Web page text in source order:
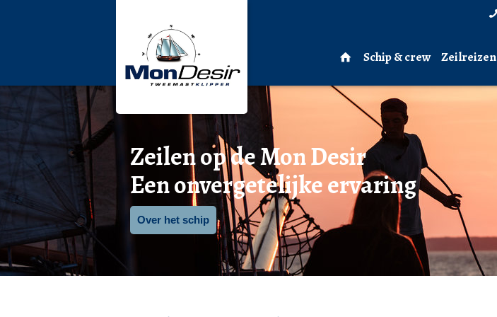
Schip & crew Zeilreizen
Zeilen op de Mon Desir
Een onvergetelijke ervaring
Over het schip